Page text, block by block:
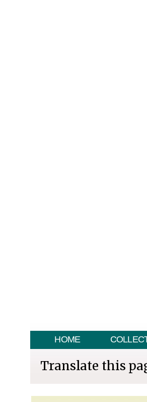
HOME
Translate this